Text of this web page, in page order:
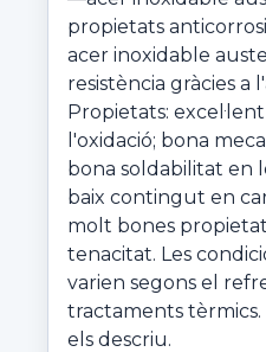
propietats
acer inoxidable
resistència gràcies a
Propietats:
l'oxidació; bona
bona soldabilitat en
baix contingut en
molt bones
tenacitat. Les
varien segons el
tractaments tèrmics.
els descriu.